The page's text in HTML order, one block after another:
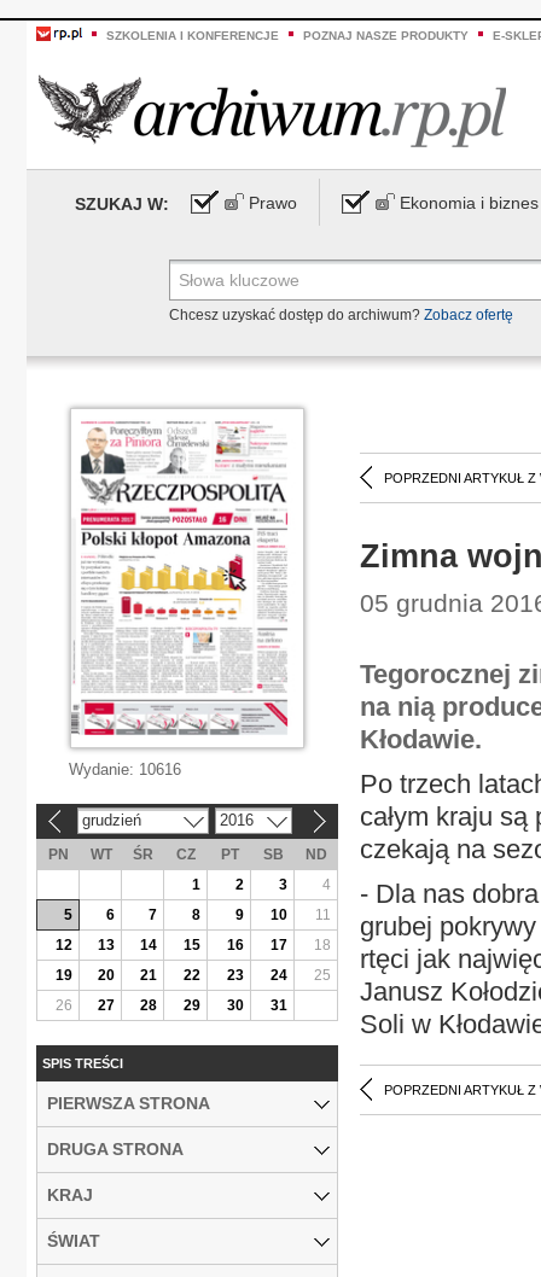
SZKOLENIA I KONFERENCJE POZNAJ NASZE PRODUKTY E-
SZUKAJ W: Prawo Ekonomia i biznes
Chcesz uzyskać dostęp do archiwum? Zobacz ofertę
POPRZEDNI ARTYKUŁ Z
Zimna
05 grudnia
Tegorocznej
na nią
Kłodawie.
Po trzech
całym kraju
czekają na
- Dla nas
grubej
rtęci jak
Janusz
Soli w
POPRZEDNI ARTYKUŁ Z
Wydanie: 10616
grudzień 2016
PN WT ŚR CZ PT SB
ND
1
2 3
4
5
6 7 8 9 10
11
12
13 14 15 16 17
18
19
20 21 22 23 24
25
26
27 28 29 30 31
SPIS TREŚCI
PIERWSZA STRONA
DRUGA STRONA
KRAJ
ŚWIAT